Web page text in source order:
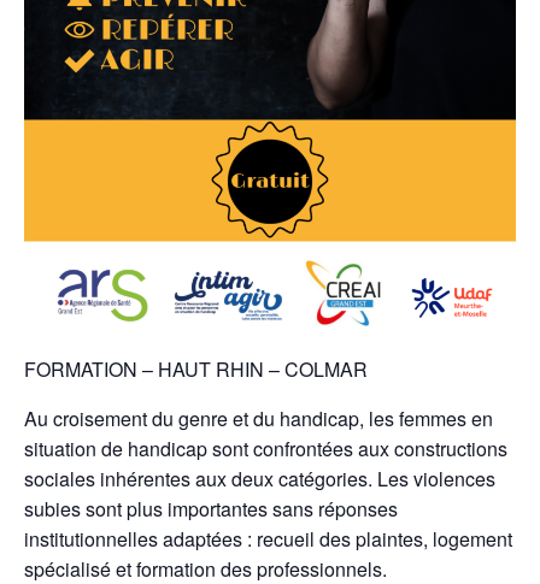
FORMATION – HAUT RHIN – COLMAR
Au croisement du genre et du handicap, les femmes en
situation de handicap sont confrontées aux constructions
sociales inhérentes aux deux catégories. Les violences
subies sont plus importantes sans réponses
institutionnelles adaptées : recueil des plaintes, logement
spécialisé et formation des professionnels.